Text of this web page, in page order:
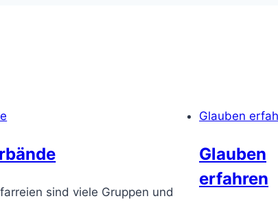
sind viele Gruppen und
Glauben
Glauben
erfahren